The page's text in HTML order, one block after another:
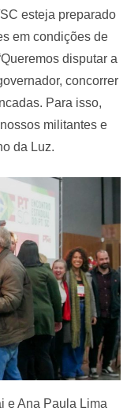
esteja preparado
em condições de
disputar a
concorrer
Para isso,
militantes e
da Luz.
e Ana Paula Lima